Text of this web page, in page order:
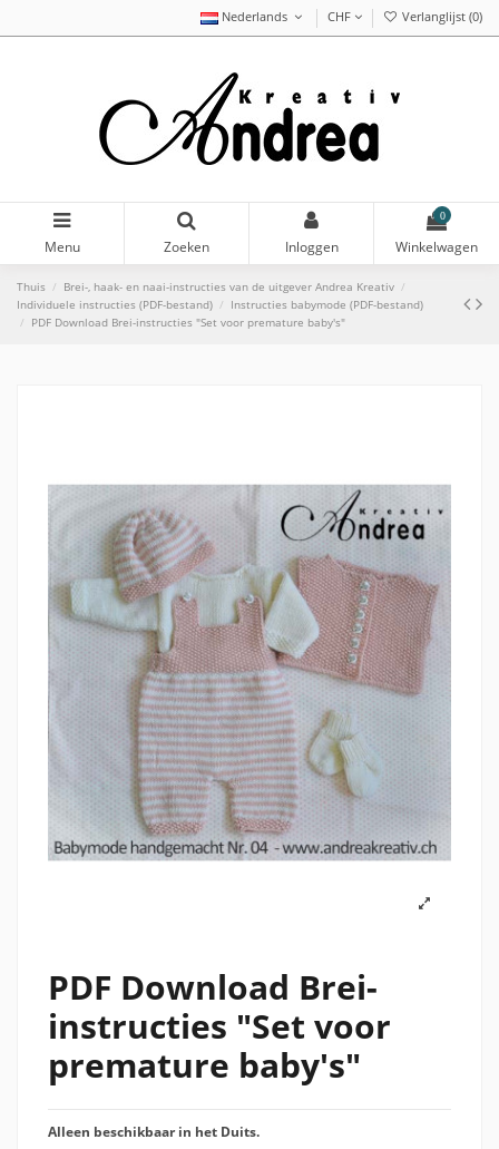
Nederlands CHF Verlanglijst (0)
Menu Zoeken Inloggen
0
Winkelwagen
Thuis
Brei-, haak- en naai-instructies van de uitgever Andrea Kreativ
Individuele instructies (PDF-bestand)
Instructies babymode (PDF-bestand)
PDF Download Brei-instructies "Set voor premature baby's"
PDF Download Brei-
instructies "Set voor
premature baby's"
Alleen beschikbaar in het Duits.